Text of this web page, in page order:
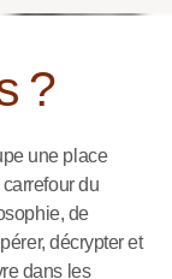
?
une place
du
de
décrypter et
dans les